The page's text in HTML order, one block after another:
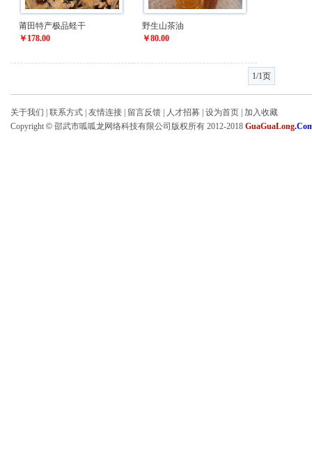
莆田特产极品蛏干
￥178.00
野生山茶油
￥80.00
1/1页
关于我们 联系方式 友情连接 留言反馈 人才招募 设为首页
加入收藏
Copyright © 邵武市呱呱龙网络科技有限公司版权所有 2012-2018 GuaGuaLong